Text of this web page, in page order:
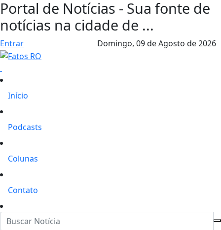
Portal de Notícias - Sua fonte de
notícias na cidade de ...
Entrar Domingo, 09 de Agosto de 2026
Início
Podcasts
Colunas
Contato